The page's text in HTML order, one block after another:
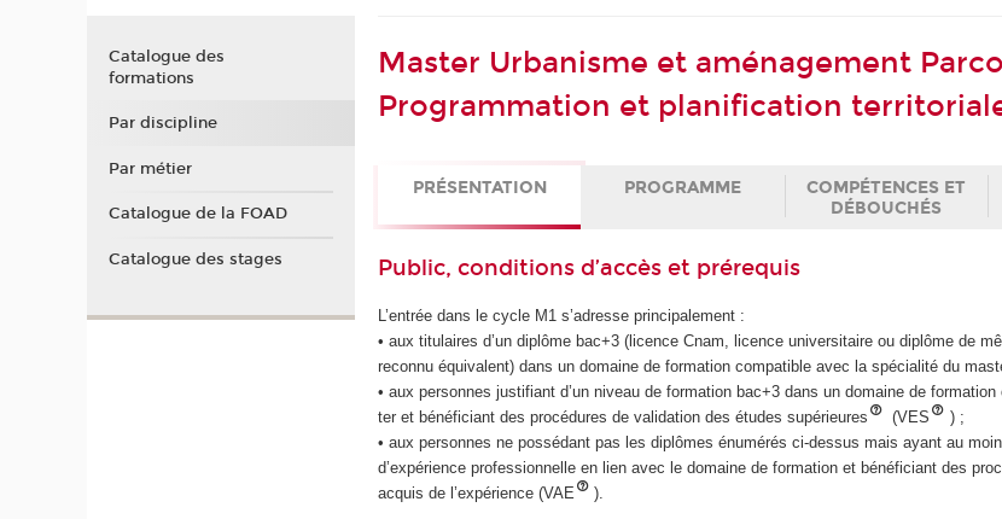
Master Urbanisme et aménagement
Programmation et planification
PRÉSENTATION PROGRAMME
COMPÉTENCES ET
DÉBOUCHÉS
Public, conditions d’accès et prérequis
L’entrée dans le cycle M1 s’adresse principalement :
• aux titulaires d’un diplôme bac+3 (licence Cnam, licence universitaire ou diplôme de
reconnu équivalent) dans un domaine de formation compatible avec la spécialité du
• aux personnes justifiant d’un niveau de formation bac+3 dans un domaine de
ter et bénéficiant des procédures de validation des études supérieures
(VES
) ;
• aux personnes ne possédant pas les diplômes énumérés ci-dessus mais ayant au
d’expérience professionnelle en lien avec le domaine de formation et bénéficiant des
acquis de l’expérience (VAE
).
Catalogue des
formations
Par discipline
Par métier
Catalogue de la FOAD
Catalogue des stages